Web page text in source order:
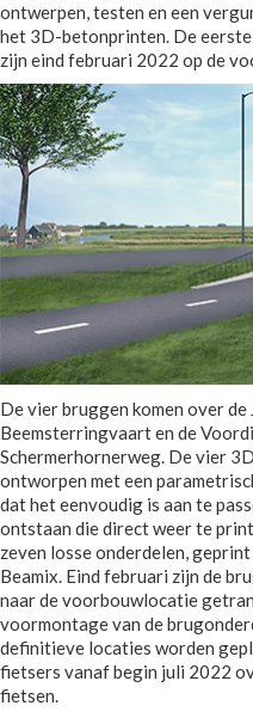
ontwerpen, testen en een
het 3D-betonprinten. De
zijn eind februari 2022 op de
De vier bruggen komen over
Beemsterringvaart en de
Schermerhornerweg. De vier
ontworpen met een
dat het eenvoudig is aan te
ontstaan die direct weer te
zeven losse onderdelen,
Beamix. Eind februari zijn de
naar de voorbouwlocatie
voormontage van de
definitieve locaties worden
fietsers vanaf begin juli 2022
fietsen.